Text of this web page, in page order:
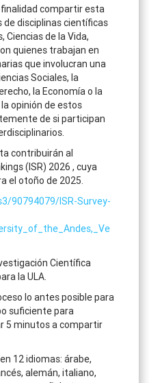
compartir esta
disciplinas científicas
Ciencias de la Vida,
quienes trabajan en
que involucran una
Sociales, la
la Economía o la
opinión de estos
de si participan
contribuirán al
(ISR) 2026 , cuya
el otoño de 2025.
90794079/ISR-Survey-
Científica
la ULA.
lo antes posible para
suficiente para
5 minutos a compartir
12 idiomas: árabe,
alemán, italiano,